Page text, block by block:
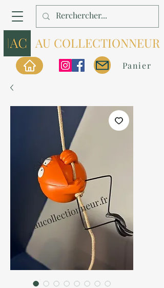
AU COLLECTIONNEUR
Panier